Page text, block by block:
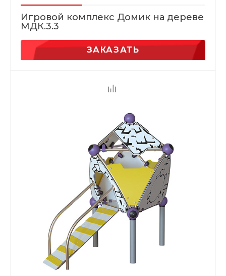
Игровой комплекс Домик на дереве
МДК.3.3
ЗАКАЗАТЬ